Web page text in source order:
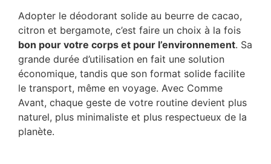
Adopter le déodorant solide au beurre de cacao,
citron et bergamote, c’est faire un choix à la fois
bon pour votre corps et pour l’environnement. Sa
grande durée d’utilisation en fait une solution
économique, tandis que son format solide facilite
le transport, même en voyage. Avec Comme
Avant, chaque geste de votre routine devient plus
naturel, plus minimaliste et plus respectueux de la
planète.